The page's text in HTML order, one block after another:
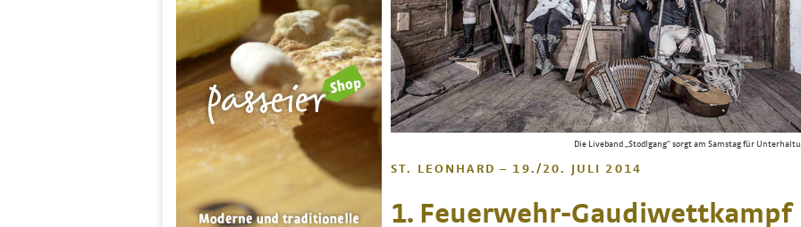
Die Liveband „Stodlgang“ sorgt am Samstag für
ST. LEONHARD – 19./20. JULI 2014
1. Feuerwehr-Gaudiwettkampf